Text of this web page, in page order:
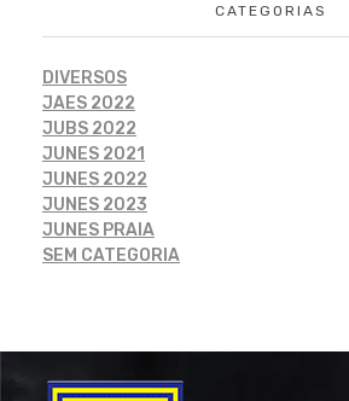
CATEGORIAS
DIVERSOS
JAES 2022
JUBS 2022
JUNES 2021
JUNES 2022
JUNES 2023
JUNES PRAIA
SEM CATEGORIA